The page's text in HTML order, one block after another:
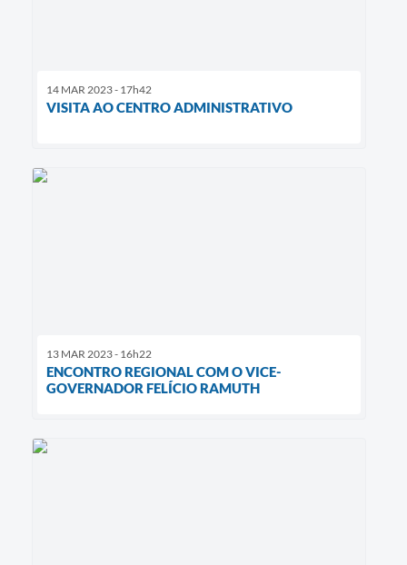
14 MAR 2023 - 17h42
VISITA AO CENTRO ADMINISTRATIVO
13 MAR 2023 - 16h22
ENCONTRO REGIONAL COM O VICE-
GOVERNADOR FELÍCIO RAMUTH